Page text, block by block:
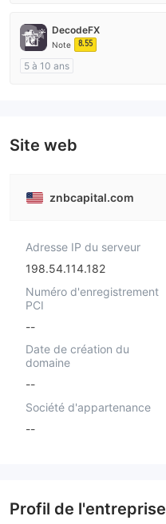
Market Making (MM)
Etiquette principale MT4
DecodeFX
Note 8.55
5 à 10 ans
Site web
znbcapital.com
Adresse IP du serveur
198.54.114.182
Numéro d'enregistrement
PCI
--
Date de création du
domaine
--
Société d'appartenance
--
Profil de l'entreprise